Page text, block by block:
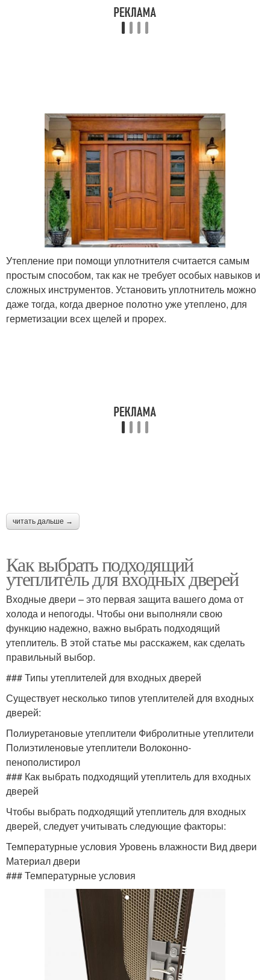
энергоэффективным
дверям
Дверь к утеплению
Дверь с помощью Уличные двери
Дверь перед
утеплением
Материал на
Дверь в квартире
Двери в частный дом Дверь в частный дом
Металлическая дверь
Двери без
профессиональной
Дверь в пеноблок
Уличная дверь
доме
Двери по качеству
Щитовые двери Готовые двери
Межкомнатные двери Межкомнатная дверь
Утепление при помощи уплотнителя считается самым
простым способом, так как не требует особых навыков и
сложных инструментов. Установить уплотнитель можно
даже тогда, когда дверное полотно уже утеплено, для
герметизации всех щелей и прорех.
читать дальше →
Как выбрать подходящий
утеплитель для входных дверей
Входные двери – это первая защита вашего дома от
холода и непогоды. Чтобы они выполняли свою
функцию надежно, важно выбрать подходящий
утеплитель. В этой статье мы расскажем, как сделать
правильный выбор.
### Типы утеплителей для входных дверей
Существует несколько типов утеплителей для входных
дверей:
Полиуретановые утеплители Фибролитные утеплители
Полиэтиленовые утеплители Волоконно-
пенополистирол
### Как выбрать подходящий утеплитель для входных
дверей
Чтобы выбрать подходящий утеплитель для входных
дверей, следует учитывать следующие факторы:
Температурные условия Уровень влажности Вид двери
Материал двери
### Температурные условия